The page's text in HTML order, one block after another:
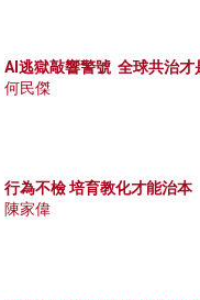
AI逃獄敲響警號 全球共治才
何民傑
行為不檢 培育教化才能治本
陳家偉